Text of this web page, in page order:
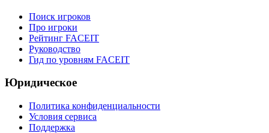
Поиск игроков
Про игроки
Рейтинг FACEIT
Руководство
Гид по уровням FACEIT
Юридическое
Политика конфиденциальности
Условия сервиса
Поддержка